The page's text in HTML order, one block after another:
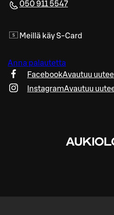
050 911 5547
Meillä käy S-Card
Anna palautetta
FacebookAvautuu
InstagramAvautuu